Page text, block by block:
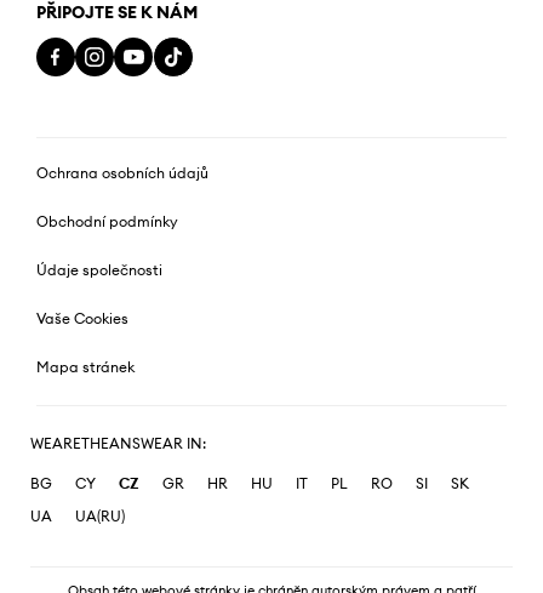
PŘIPOJTE SE K NÁM
Ochrana osobních údajů
Obchodní podmínky
Údaje společnosti
Vaše Cookies
Mapa stránek
WEARETHEANSWEAR IN:
BG CY CZ GR HR HU IT PL RO SI
SK
UA
UA(RU)